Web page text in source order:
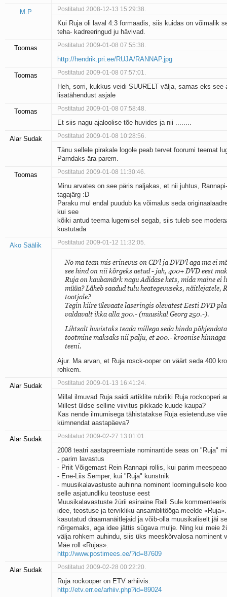
M.P Postitatud 2008-12-13 15:29:38.
Kui Ruja oli laval 4:3 formaadis, siis kuidas on võimalik
teha- kadreeringud ju hävivad.
Toomas Postitatud 2009-01-08 07:55:38.
http://hendrik.pri.ee/RUJA/RANNAP.jpg
Toomas Postitatud 2009-01-08 07:57:01.
Heh, sorri, kukkus veidi SUURELT välja, samas eks see
lisatähendust asjale
Toomas Postitatud 2009-01-08 07:58:48.
Et siis nagu ajaloolise tõe huvides ja nii ........
Alar Sudak Postitatud 2009-01-08 10:28:56.
Tänu sellele pirakale logole peab tervet foorumi teemat
Parndaks ära parem.
Toomas Postitatud 2009-01-08 11:30:46.
Minu arvates on see päris naljakas, et nii juhtus,
tagajärg :D
Paraku mul endal puudub ka võimalus seda
kui see
kõiki antud teema lugemisel segab, siis tuleb see
kustutada
Ako Säälik Postitatud 2009-01-12 11:32:05.
No ma tean mis erinevus on CD'l ja DVD'l aga ma ei
see hind on nii kõrgeks aetud - jah, 400+ DVD eest
Ruja on kaubamärk nagu Adidase kets, mida maine ei
müüa? Läheb saadud tulu heategevuseks, näitlejatele,
tootjale?
Tegin kiire ülevaate laseringis olevatest Eesti DVD
valdavalt ikka alla 300.- (muusikal Georg 250.-).
Lihtsalt huvistaks teada millega seda hinda
tootmine maksaks nii palju, et 200.- kroonise hinnaga
teeni.
Ajur. Ma arvan, et Ruja rosck-ooper on väärt seda 400
rohkem.
Alar Sudak Postitatud 2009-01-13 16:41:24.
Millal ilmuvad Ruja saidi artiklite rubriiki Ruja rockooperi
Millest üldse selline viivitus pikkade kuude kaupa?
Kas nende ilmumisega tähistatakse Ruja esietenduse
kümnendat aastapäeva?
Alar Sudak Postitatud 2009-02-27 13:01:01.
2008 teatri aastapreemiate nominantide seas on "Ruja"
- parim lavastus
- Priit Võigemast Rein Rannapi rollis, kui parim
- Ene-Liis Semper, kui "Ruja" kunstnik
- muusikalavastuste auhinna nominent loomingulisele
selle asjatundliku teostuse eest
Muusikalavastuste žürii esinaine Raili Sule
idee, teostuse ja tervikliku ansamblitööga meelde
kasutatud draamanäitlejaid ja võib-olla muusikaliselt jäi
nõrgemaks, aga idee jättis sügava mulje. Ning kui meie
välja rohkem auhindu, siis üks mees­kõrvalosa nominent
Mäe roll «Rujas».
http://www.postimees.ee/?id=87609
Alar Sudak Postitatud 2009-02-28 00:22:20.
Ruja rockooper on ETV arhiivis:
http://etv.err.ee/arhiiv.php?id=89024